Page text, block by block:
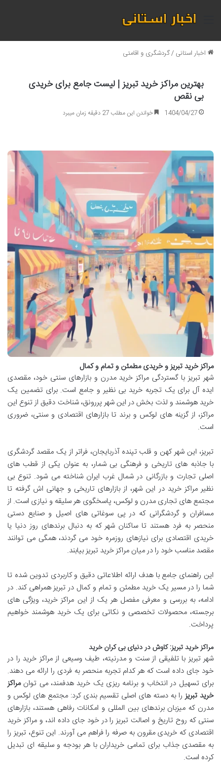
منو
اخبار استانی /گردشگری و اقامتی
بهترین مراکز خرید تبریز | لیست جامع برای خریدی
بی نقص
1404/04/27 خواندن این مطلب 27 دقیقه زمان میبرد
مراکز خرید تبریز و خریدی مطمئن و تمام و کمال
شهر تبریز با گستردگی مراکز خرید مدرن و بازارهای سنتی خود، مقصدی
ایده آل برای یک تجربه خرید بی نظیر و جامع است. برای تضمین یک
خرید هوشمند و لذت بخش در این شهر پررونق، شناخت دقیق از تنوع این
مراکز، از گزینه های لوکس و برند تا بازارهای اقتصادی و سنتی، ضروری
است.
تبریز، این شهر کهن و قلب تپنده آذربایجان، فراتر از یک مقصد گردشگری
با جاذبه های تاریخی و فرهنگی بی شمار، به عنوان یکی از قطب های
اصلی تجارت و بازرگانی در شمال غرب ایران شناخته می شود. تنوع بی
نظیر مراکز خرید در این شهر، از بازارهای تاریخی و جهانی اش گرفته تا
مجتمع های تجاری مدرن و لوکس، پاسخگوی هر سلیقه و نیازی است. از
مسافران و گردشگرانی که در پی سوغاتی های اصیل و صنایع دستی
منحصر به فرد هستند تا ساکنان شهر که به دنبال برندهای روز دنیا یا
خریدی اقتصادی برای نیازهای روزمره خود می گردند، همگی می توانند
مقصد مناسب خود را در میان مراکز خرید تبریز بیابند.
این راهنمای جامع با هدف ارائه اطلاعاتی دقیق و کاربردی تدوین شده تا
شما را در مسیر یک خرید مطمئن و تمام و کمال در تبریز همراهی کند. در
ادامه، به بررسی و معرفی مفصل هر یک از این مراکز خرید، ویژگی های
برجسته، محصولات تخصصی و نکاتی برای یک خرید هوشمند خواهیم
پرداخت.
مراکز خرید تبریز: کاوش در دنیای بی کران خرید
شهر تبریز با تلفیقی از سنت و مدرنیته، طیف وسیعی از مراکز خرید را در
خود جای داده است که هر کدام تجربه منحصر به فردی را ارائه می دهند.
برای تسهیل در انتخاب و برنامه ریزی یک خرید هدفمند، می توانمراکز
خرید تبریزرا به دسته های اصلی تقسیم بندی کرد: مجتمع های لوکس و
مدرن که میزبان برندهای بین المللی و امکانات رفاهی هستند، بازارهای
سنتی که روح تاریخ و اصالت تبریز را در خود جای داده اند، و مراکز خرید
اقتصادی که خریدی مقرون به صرفه را فراهم می آورند. این تنوع، تبریز را
به مقصدی جذاب برای تمامی خریداران با هر بودجه و سلیقه ای تبدیل
کرده است.